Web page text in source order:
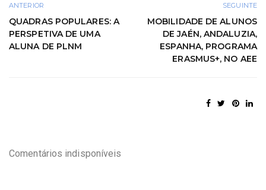
ANTERIOR
QUADRAS POPULARES: A
PERSPETIVA DE UMA
ALUNA DE PLNM
SEGUINTE
MOBILIDADE DE ALUNOS
DE JAÉN, ANDALUZIA,
ESPANHA, PROGRAMA
ERASMUS+, NO AEE
Comentários indisponíveis